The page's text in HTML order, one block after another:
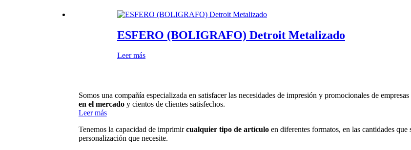
ESFERO (BOLIGRAFO) Detroit Metalizado
Leer más
Somos una compañía especializada en satisfacer las necesidades de impresión y promocionales de
en el mercadoy cientos de clientes satisfechos.
Leer más
Tenemos la capacidad de imprimircualquier tipo de artículoen diferentes formatos, en las cantidades
personalización que necesite.